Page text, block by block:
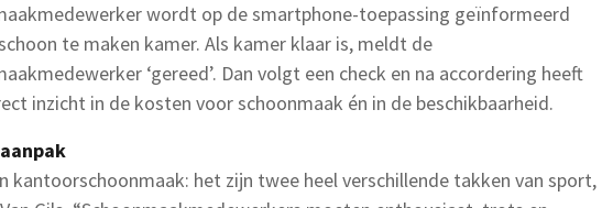
wordt op de smartphone-toepassing geïnformeerd
te maken kamer. Als kamer klaar is, meldt de
‘gereed’. Dan volgt een check en na accordering heeft
inzicht in de kosten voor schoonmaak én in de beschikbaarheid.
kantoorschoonmaak: het zijn twee heel verschillende takken van sport,